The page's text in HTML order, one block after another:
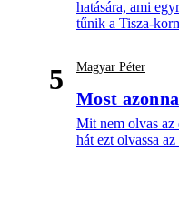
hatására, ami
tűnik a Tisza-
5 Magyar Péter
Most
Mit nem olvas az
hát ezt olvassa az